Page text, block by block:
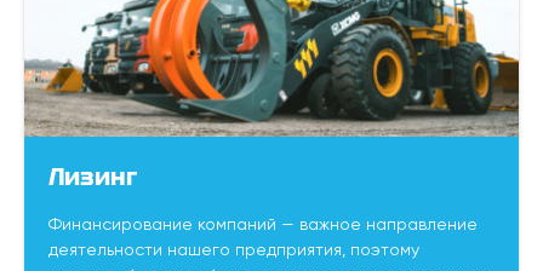
Лизинг
Финансирование компаний — важное направление
деятельности нашего предприятия, поэтому